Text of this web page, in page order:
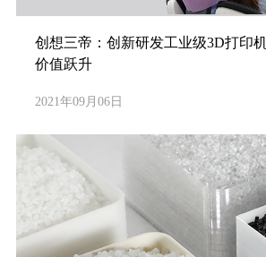
创想三帝：创新研发工业级3D打印
价值跃升
2021年09月06日